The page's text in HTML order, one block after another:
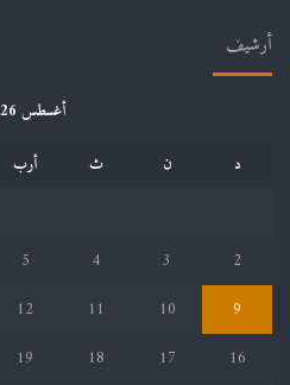
أرشيف
أغسطس 2026
د
ن ث أرب
2
3
4
5
9
10
11
12
16
17
18
19